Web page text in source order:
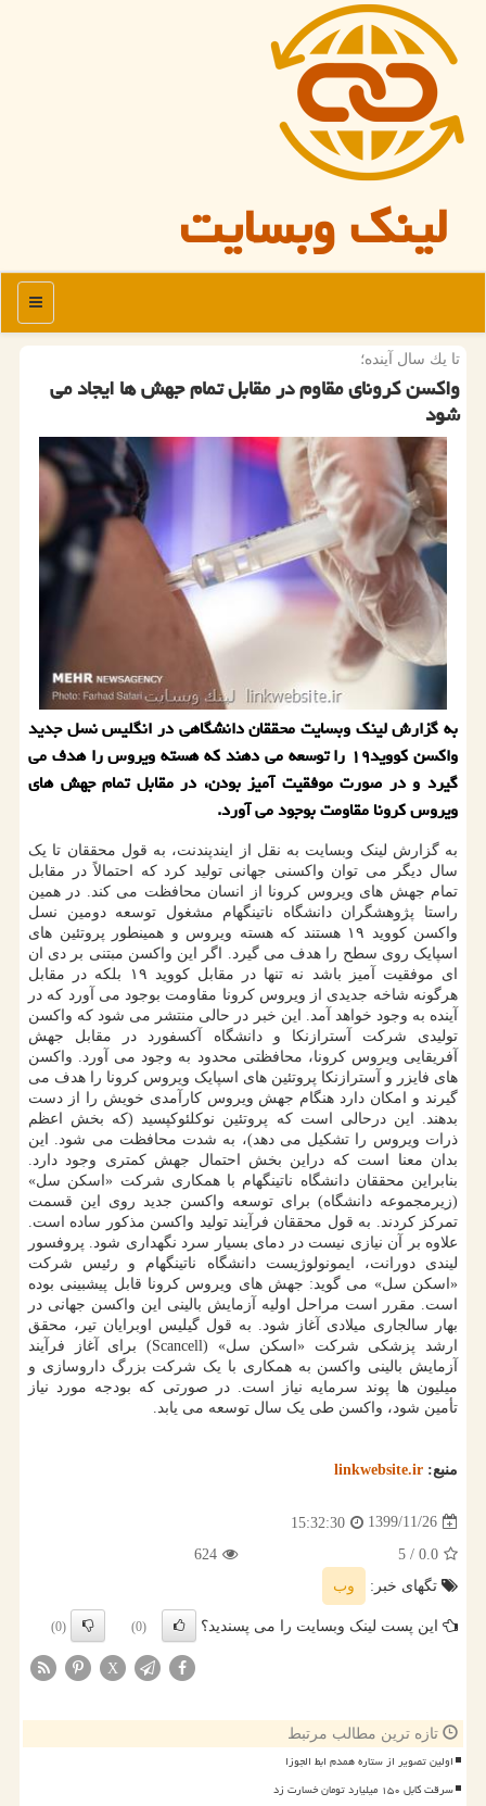
لینک وبسایت
منو
تا یك سال آینده؛
واكسن كرونای مقاوم در مقابل تمام جهش ها ایجاد می
شود
به گزارش لینک وبسایت محققان دانشگاهی در انگلیس نسل جدید
واکسن کووید۱۹ را توسعه می دهند که هسته ویروس را هدف می
گیرد و در صورت موفقیت آمیز بودن، در مقابل تمام جهش های
ویروس کرونا مقاومت بوجود می آورد.
به گزارش لینک وبسایت به نقل از ایندپندنت، به قول محققان تا یک
سال دیگر می توان واکسنی جهانی تولید کرد که احتمالاً در مقابل
تمام جهش های ویروس کرونا از انسان محافظت می کند. در همین
راستا پژوهشگران دانشگاه ناتینگهام مشغول توسعه دومین نسل
واکسن کووید ۱۹ هستند که هسته ویروس و همینطور پروتئین های
اسپایک روی سطح را هدف می گیرد. اگر این واکسن مبتنی بر دی ان
ای موفقیت آمیز باشد نه تنها در مقابل کووید ۱۹ بلکه در مقابل
هرگونه شاخه جدیدی از ویروس کرونا مقاومت بوجود می آورد که در
آینده به وجود خواهد آمد. این خبر در حالی منتشر می شود که واکسن
تولیدی شرکت آسترازنکا و دانشگاه آکسفورد در مقابل جهش
آفریقایی ویروس کرونا، محافظتی محدود به وجود می آورد. واکسن
های فایزر و آسترازنکا پروتئین های اسپایک ویروس کرونا را هدف می
گیرند و امکان دارد هنگام جهش ویروس کارآمدی خویش را از دست
بدهند. این درحالی است که پروتئین نوکلئوکپسید (که بخش اعظم
ذرات ویروس را تشکیل می دهد)، به شدت محافظت می شود. این
بدان معنا است که دراین بخش احتمال جهش کمتری وجود دارد.
بنابراین محققان دانشگاه ناتینگهام با همکاری شرکت «اسکن سل»
(زیرمجموعه دانشگاه) برای توسعه واکسن جدید روی این قسمت
تمرکز کردند. به قول محققان فرآیند تولید واکسن مذکور ساده است.
علاوه بر آن نیازی نیست در دمای بسیار سرد نگهداری شود. پروفسور
لیندی دورانت، ایمونولوژیست دانشگاه ناتینگهام و رئیس شرکت
«اسکن سل» می گوید: جهش های ویروس کرونا قابل پیشبینی بوده
است. مقرر است مراحل اولیه آزمایش بالینی این واکسن جهانی در
بهار سالجاری میلادی آغاز شود. به قول گیلیس اوبرایان تیر، محقق
ارشد پزشکی شرکت «اسکن سل» (Scancell) برای آغاز فرآیند
آزمایش بالینی واکسن به همکاری با یک شرکت بزرگ داروسازی و
میلیون ها پوند سرمایه نیاز است. در صورتی که بودجه مورد نیاز
تأمین شود، واکسن طی یک سال توسعه می یابد.
منبع: linkwebsite.ir
1399/11/26
15:32:30
0.0
/ 5
624
تگهای خبر:
وب
این پست لینک وبسایت را می پسندید؟ (0)
(0)
X
تازه ترین مطالب مرتبط
اولین تصویر از ستاره همدم ابط الجوزا
سرقت کابل ۱۵۰ میلیارد تومان خسارت زد